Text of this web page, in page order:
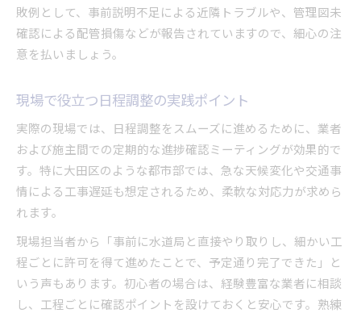
敗例として、事前説明不足による近隣トラブルや、管理図未
確認による配管損傷などが報告されていますので、細心の注
意を払いましょう。
現場で役立つ日程調整の実践ポイント
実際の現場では、日程調整をスムーズに進めるために、業者
および施主間での定期的な進捗確認ミーティングが効果的で
す。特に大田区のような都市部では、急な天候変化や交通事
情による工事遅延も想定されるため、柔軟な対応力が求めら
れます。
現場担当者から「事前に水道局と直接やり取りし、細かい工
程ごとに許可を得て進めたことで、予定通り完了できた」と
いう声もあります。初心者の場合は、経験豊富な業者に相談
し、工程ごとに確認ポイントを設けておくと安心です。熟練